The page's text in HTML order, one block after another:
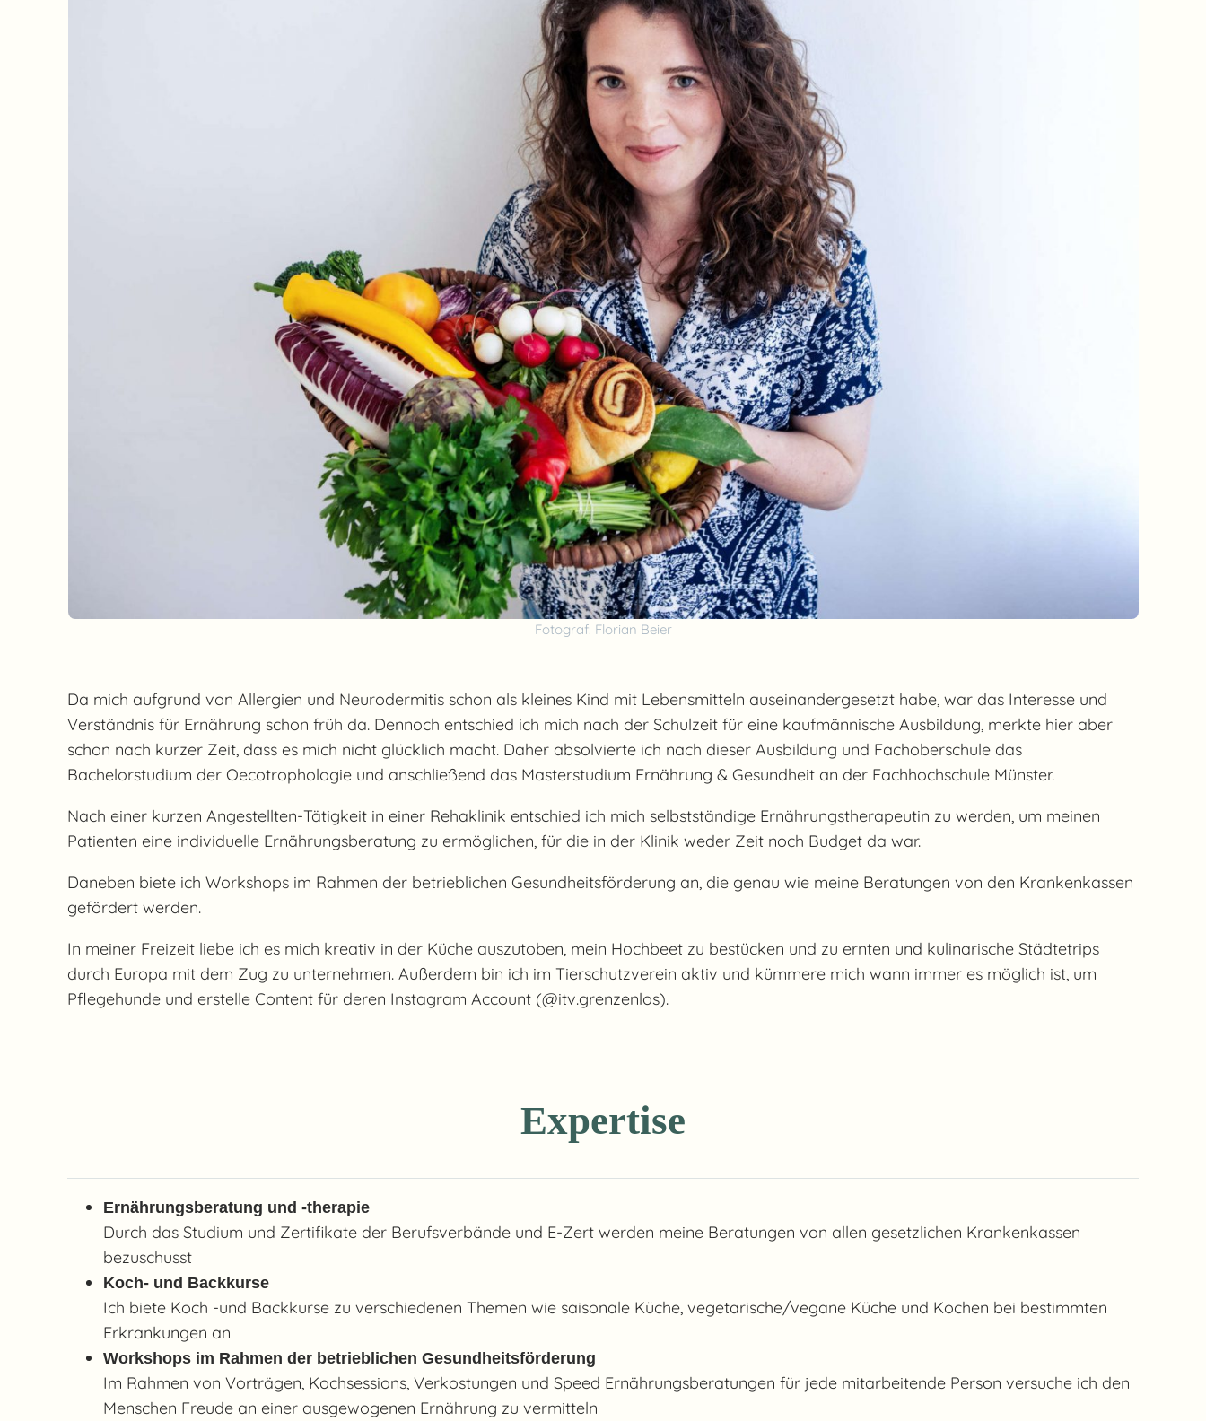
Fotograf: Florian Beier
Da mich aufgrund von Allergien und Neurodermitis schon als kleines Kind mit Lebensmitteln auseinandergesetzt habe, war das Interesse und
Verständnis für Ernährung schon früh da. Dennoch entschied ich mich nach der Schulzeit für eine kaufmännische Ausbildung, merkte hier aber
schon nach kurzer Zeit, dass es mich nicht glücklich macht. Daher absolvierte ich nach dieser Ausbildung und Fachoberschule das
Bachelorstudium der Oecotrophologie und anschließend das Masterstudium Ernährung & Gesundheit an der Fachhochschule Münster.
Nach einer kurzen Angestellten-Tätigkeit in einer Rehaklinik entschied ich mich selbstständige Ernährungstherapeutin zu werden, um meinen
Patienten eine individuelle Ernährungsberatung zu ermöglichen, für die in der Klinik weder Zeit noch Budget da war.
Daneben biete ich Workshops im Rahmen der betrieblichen Gesundheitsförderung an, die genau wie meine Beratungen von den Krankenkassen
gefördert werden.
In meiner Freizeit liebe ich es mich kreativ in der Küche auszutoben, mein Hochbeet zu bestücken und zu ernten und kulinarische Städtetrips
durch Europa mit dem Zug zu unternehmen. Außerdem bin ich im Tierschutzverein aktiv und kümmere mich wann immer es möglich ist, um
Pflegehunde und erstelle Content für deren Instagram Account (@itv.grenzenlos).
Expertise
Ernährungsberatung und -therapie
Durch das Studium und Zertifikate der Berufsverbände und E-Zert werden meine Beratungen von allen gesetzlichen Krankenkassen
bezuschusst
Koch- und Backkurse
Ich biete Koch -und Backkurse zu verschiedenen Themen wie saisonale Küche, vegetarische/vegane Küche und Kochen bei bestimmten
Erkrankungen an
Workshops im Rahmen der betrieblichen Gesundheitsförderung
Im Rahmen von Vorträgen, Kochsessions, Verkostungen und Speed Ernährungsberatungen für jede mitarbeitende Person versuche ich den
Menschen Freude an einer ausgewogenen Ernährung zu vermitteln